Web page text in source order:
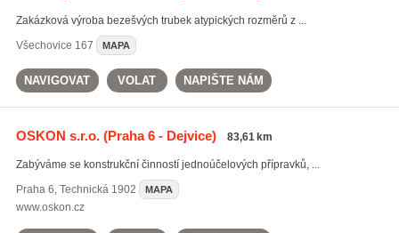
Zakázková výroba bezešvých trubek atypických rozměrů z ...
Všechovice 167 MAPA
NAVIGOVAT VOLAT NAPIŠTE NÁM
OSKON s.r.o.(Praha 6 - Dejvice) 83,61 km
Zabýváme se konstrukční činností jednoúčelových přípravků, ...
Praha 6, Technická 1902 MAPA
www.oskon.cz